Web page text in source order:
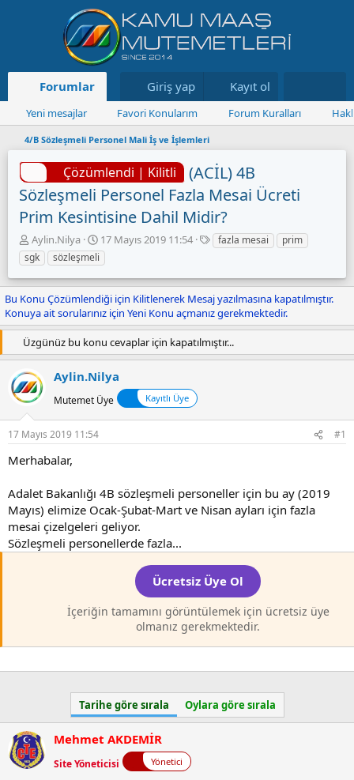
Forumlar Neler yeni Kaynaklar
Giriş yap Kayıt ol
Yeni mesajlar Favori Konularım Forum Kuralları
4/B Sözleşmeli Personel Mali İş ve İşlemleri
Çözümlendi | Kilitli
(ACİL) 4B
Sözleşmeli Personel Fazla Mesai Ücreti
Prim Kesintisine Dahil Midir?
K
o
n
u
y
u
B
a
ş
a
t
n
Aylin.Nilya
B
a
ş
l
a
n
g
ı
ç
a
r
h
17 Mayıs 2019 11:54
E
t
k
e
t
l
e
r
fazla mesai
prim
sgk
sözleşmeli
Bu Konu Çözümlendiği için Kilitlenerek Mesaj yazılmasına kapatılmıştır.
Konuya ait sorularınız için Yeni Konu açmanız gerekmektedir.
Üzgünüz bu konu cevaplar için kapatılmıştır...
Aylin.Nilya
Mutemet Üye Kayıtlı Üye
17 Mayıs 2019 11:54 #1
Merhabalar,
Adalet Bakanlığı 4B sözleşmeli personeller için bu ay (2019
Mayıs) elimize Ocak-Şubat-Mart ve Nisan ayları için fazla
mesai çizelgeleri geliyor.
Sözleşmeli personellerde fazla...
Ücretsiz Üye Ol
İçeriğin tamamını görüntülemek için ücretsiz üye
olmanız gerekmektedir.
Tarihe göre sırala Oylara göre sırala
Mehmet AKDEMİR
Site Yöneticisi Yönetici